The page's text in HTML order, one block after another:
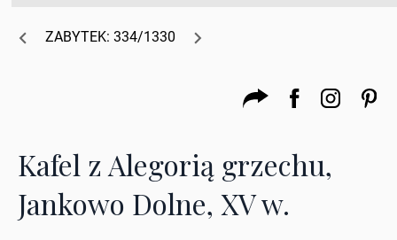
ZABYTEK: 334/1330
Kafel z Alegorią grzechu,
Jankowo Dolne, XV w.